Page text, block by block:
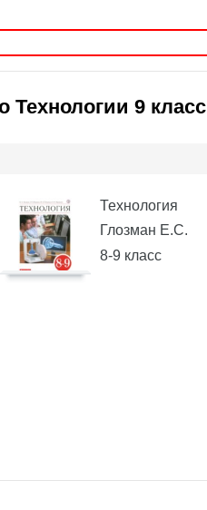
Технологии 9 класс
Технология
Глозман Е.С.
8-9 класс